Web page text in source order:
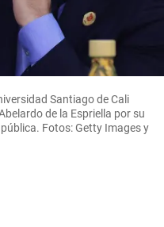
Santiago de Cali
de la Espriella por su
Fotos: Getty Images y